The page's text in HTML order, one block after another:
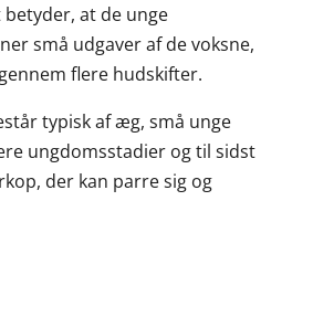
at de unge
små udgaver af de voksne,
flere hudskifter.
typisk af æg, små unge
ungdomsstadier og til sidst
der kan parre sig og